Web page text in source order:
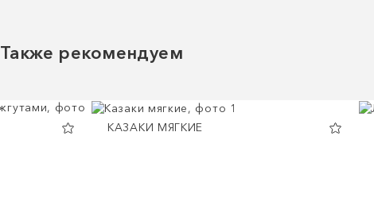
Также рекомендуем
КАЗАКИ МЯГКИЕ